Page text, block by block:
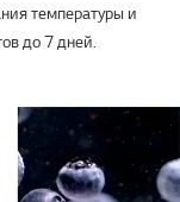
температуры и
до 7 дней.